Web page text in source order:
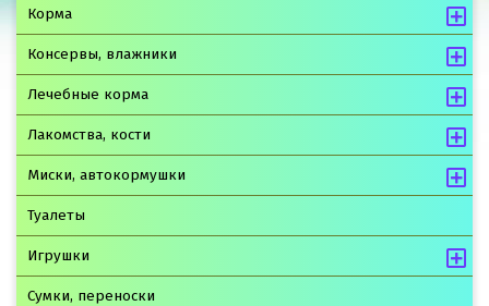
Корма
Консервы, влажники
Лечебные корма
Лакомства, кости
Миски, автокормушки
Туалеты
Игрушки
Сумки, переноски